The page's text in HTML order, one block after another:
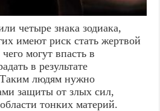
четыре знака зодиака,
имеют риск стать жертвой
могут впасть в
в результате
Таким людям нужно
защиты от злых сил,
тонких материй.